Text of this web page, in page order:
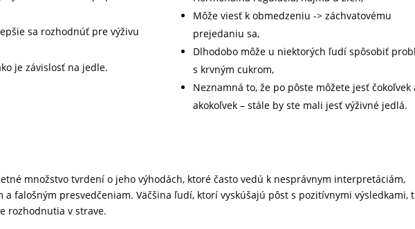
sa rozhodnúť pre výživu
je závislosť na jedle.
Môže viesť k obmedzeniu -> záchvatovému
prejedaniu sa,
Dlhodobo môže u niektorých ľudí spôsobiť
s krvným cukrom,
Neznamná to, že po pôste môžete jesť čokoľvek
akokoľvek – stále by ste mali jesť výživné jedlá.
množstvo tvrdení o jeho výhodách, ktoré často vedú k nesprávnym interpretáciám,
falošným presvedčeniam. Väčšina ľudí, ktorí vyskúšajú pôst s pozitívnymi výsledkami,
rozhodnutia v strave.